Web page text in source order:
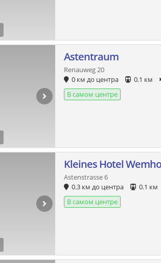
Astentraum
Renauweg 20
0 км до центра
0.1 км
В самом центре
Kleines Hotel
Astenstrasse 6
0.3 км до центра
0.1 км
В самом центре